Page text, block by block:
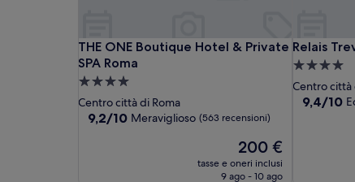
THE ONE Boutique Hotel & Private
SPA Roma
THE ONE Boutique Hotel & Private SPA Roma
Struttura
a
4.0
Centro città di Roma
9.2
9,2/10 Meraviglioso (563 recensioni)
Il
prezzo
attuale
200 €
tasse e oneri inclusi
9 ago - 10 ago
Relais
Relais
Struttura
a
4.0
Centro città
9.4
9,4/10